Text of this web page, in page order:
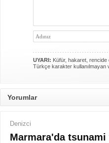
UYARI: Küfür, hakaret, rencide
Türkçe karakter kullanılmayan
Yorumlar
Denizci
Marmara'da